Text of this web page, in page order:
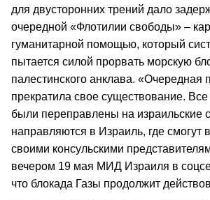
для двусторонних трений дало
очередной «Флотилии свободы» –
гуманитарной помощью, который
пытается силой прорвать морскую
палестинского анклава. «Очередная
прекратила свое существование. Все
были переправлены на израильские
направляются в Израиль, где смогут
своими консульскими
вечером 19 мая МИД Израиля в
что блокада Газы продолжит